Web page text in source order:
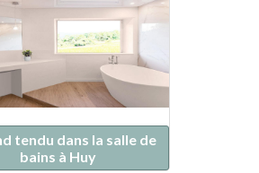
tendu dans la salle de
bains à Huy